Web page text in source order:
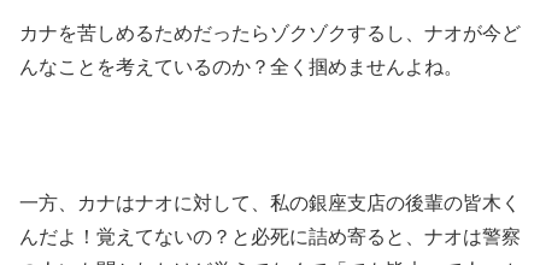
カナを苦しめるためだったらゾクゾクするし、ナオが今ど
んなことを考えているのか？全く掴めませんよね。
一方、カナはナオに対して、私の銀座支店の後輩の皆木く
んだよ！覚えてないの？と必死に詰め寄ると、ナオは警察